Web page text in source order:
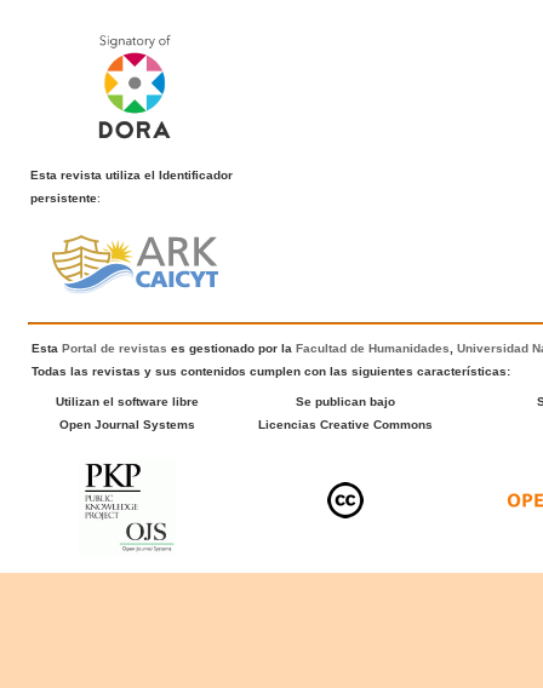
Esta revista utiliza el Identificador
persistente:
EstaPortal de revistas es gestionado por laFacultad de Humanidades ,Universidad
Todas las revistas y sus contenidos cumplen con las siguientes características:
Utilizan el software libre
Open Journal Systems
Se publican bajo
Licencias Creative Commons